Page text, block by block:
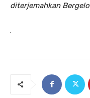
diterjemahkan
.